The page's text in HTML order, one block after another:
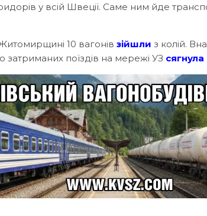
у всій Швеції. Саме ним йде
10 вагонів зійшли з колій.
затриманих поїздів на мережі УЗ сягнула